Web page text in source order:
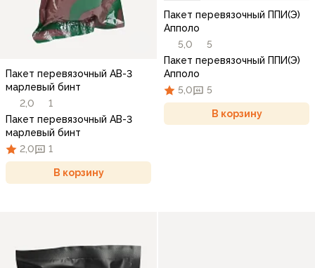
Пакет перевязочный АВ-3
марлевый бинт
2,0
1
Пакет перевязочный АВ-3
марлевый бинт
2,0
1
В корзину
Пакет перевязочный ППИ(Э)
Апполо
5,0
5
Пакет перевязочный ППИ(Э)
Апполо
5,0
5
В корзину